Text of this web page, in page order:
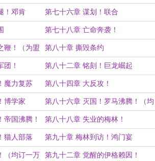
）
！邓肯 第七十六章 谋划！联合
第七十八章 亡命奔袭！
鞭！（为盟 第八十章 撕毁条约
团！ 第八十二章 铭刻！巨龙崛起
魔力复苏 第八十四章 大反攻！
博学家 第八十六章 灭国！罗马沸腾！（均
订一万一加更）
帝国沸腾！ 第八十八章 失业的梅林！
猫人部落 第九十章 梅林到访！鸿门宴
（均订一万 第九十二章 觉醒的伊格赖因！